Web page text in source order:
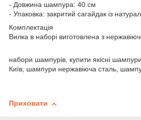
- Довжина шампура: 40 см
- Упаковка: закритий сагайдак із
Комплектація
Вилка в наборі виготовлена з
набори шампурів, купити якісні
Київ, шампури нержавіюча сталь,
Приховати